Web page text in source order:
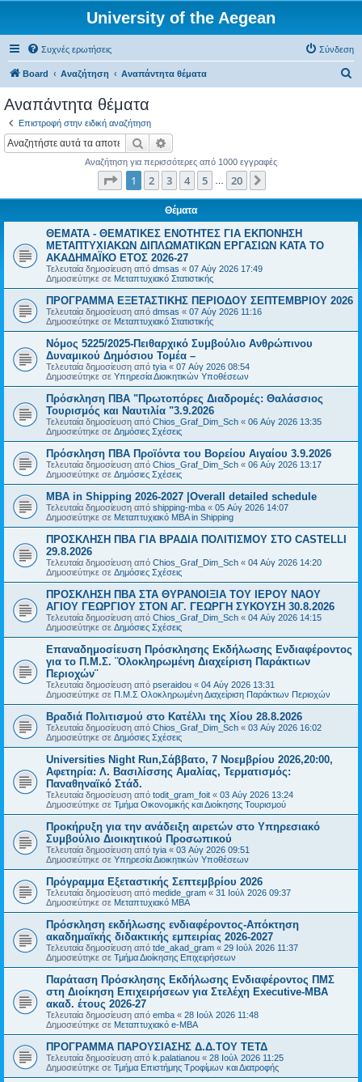
University of the Aegean
Συχνές ερωτήσεις Σύνδεση
Board Αναζήτηση Αναπάντητα θέματα
Αναπάντητα θέματα
Επιστροφή στην ειδική αναζήτηση
Αναζήτηση
Αναζήτηση για περισσότερες από 1000 εγγραφές
Σελίδα από20
1 2 3 4 5 20
Θέματα
ΘΕΜΑΤΑ - ΘΕΜΑΤΙΚΕΣ ΕΝΟΤΗΤΕΣ ΓΙΑ ΕΚΠΟΝΗΣΗ
ΜΕΤΑΠΤΥΧΙΑΚΩΝ ΔΙΠΛΩΜΑΤΙΚΩΝ ΕΡΓΑΣΙΩΝ ΚΑΤΑ ΤΟ
ΑΚΑΔΗΜΑΪΚΟ ΕΤΟΣ 2026-27
Τελευταία δημοσίευση από dmsas « 07 Αύγ 2026 17:49
Δημοσιεύτηκε σε Μεταπτυχιακό Στατιστικής
ΠΡΟΓΡΑΜΜΑ ΕΞΕΤΑΣΤΙΚΗΣ ΠΕΡΙΟΔΟΥ ΣΕΠΤΕΜΒΡΙΟΥ 2026
Τελευταία δημοσίευση από dmsas « 07 Αύγ 2026 11:16
Δημοσιεύτηκε σε Μεταπτυχιακό Στατιστικής
Νόμος 5225/2025-Πειθαρχικό Συμβούλιο Ανθρώπινου
Δυναμικού Δημόσιου Τομέα –
Τελευταία δημοσίευση από tyia « 07 Αύγ 2026 08:54
Δημοσιεύτηκε σε Υπηρεσία Διοικητικών Υποθέσεων
Πρόσκληση ΠΒΑ "Πρωτοπόρες Διαδρομές: Θαλάσσιος
Τουρισμός και Ναυτιλία "3.9.2026
Τελευταία δημοσίευση από Chios_Graf_Dim_Sch « 06 Αύγ 2026 13:35
Δημοσιεύτηκε σε Δημόσιες Σχέσεις
Πρόσκληση ΠΒΑ Προϊόντα του Βορείου Αιγαίου 3.9.2026
Τελευταία δημοσίευση από Chios_Graf_Dim_Sch « 06 Αύγ 2026 13:17
Δημοσιεύτηκε σε Δημόσιες Σχέσεις
MBA in Shipping 2026-2027 |Overall detailed schedule
Τελευταία δημοσίευση από shipping-mba « 05 Αύγ 2026 14:07
Δημοσιεύτηκε σε Μεταπτυχιακό MBA in Shipping
ΠΡΟΣΚΛΗΣΗ ΠΒΑ ΓΙΑ ΒΡΑΔΙΑ ΠΟΛΙΤΙΣΜΟΥ ΣΤΟ CASTELLI
29.8.2026
Τελευταία δημοσίευση από Chios_Graf_Dim_Sch « 04 Αύγ 2026 14:20
Δημοσιεύτηκε σε Δημόσιες Σχέσεις
ΠΡΟΣΚΛΗΣΗ ΠΒΑ ΣΤΑ ΘΥΡΑΝΟΙΞΙΑ ΤΟΥ ΙΕΡΟΥ ΝΑΟΥ
ΑΓΙΟΥ ΓΕΩΡΓΙΟΥ ΣΤΟΝ ΑΓ. ΓΕΩΡΓΗ ΣΥΚΟΥΣΗ 30.8.2026
Τελευταία δημοσίευση από Chios_Graf_Dim_Sch « 04 Αύγ 2026 14:15
Δημοσιεύτηκε σε Δημόσιες Σχέσεις
Επαναδημοσίευση Πρόσκλησης Εκδήλωσης Ενδιαφέροντος
για το Π.Μ.Σ. ¨Ολοκληρωμένη Διαχείριση Παράκτιων
Περιοχών¨
Τελευταία δημοσίευση από pseraidou « 04 Αύγ 2026 13:31
Δημοσιεύτηκε σε Π.Μ.Σ Ολοκληρωμένη Διαχείριση Παράκτιων Περιοχών
Βραδιά Πολιτισμού στο Κατέλλι της Χίου 28.8.2026
Τελευταία δημοσίευση από Chios_Graf_Dim_Sch « 03 Αύγ 2026 16:02
Δημοσιεύτηκε σε Δημόσιες Σχέσεις
Universities Night Run,Σάββατο, 7 Νοεμβρίου 2026,20:00,
Αφετηρία: Λ. Βασιλίσσης Αμαλίας, Τερματισμός:
Παναθηναϊκό Στάδ.
Τελευταία δημοσίευση από todit_gram_foit « 03 Αύγ 2026 13:24
Δημοσιεύτηκε σε Τμήμα Οικονομικής και Διοίκησης Τουρισμού
Προκήρυξη για την ανάδειξη αιρετών στο Υπηρεσιακό
Συμβούλιο Διοικητικού Προσωπικού
Τελευταία δημοσίευση από tyia « 03 Αύγ 2026 09:51
Δημοσιεύτηκε σε Υπηρεσία Διοικητικών Υποθέσεων
Πρόγραμμα Εξεταστικής Σεπτεμβρίου 2026
Τελευταία δημοσίευση από medide_gram « 31 Ιούλ 2026 09:37
Δημοσιεύτηκε σε Μεταπτυχιακό MBA
Πρόσκληση εκδήλωσης ενδιαφέροντος-Απόκτηση
ακαδημαϊκής διδακτικής εμπειρίας 2026-2027
Τελευταία δημοσίευση από tde_akad_gram « 29 Ιούλ 2026 11:37
Δημοσιεύτηκε σε Τμήμα Διοίκησης Επιχειρήσεων
Παράταση Πρόσκλησης Εκδήλωσης Ενδιαφέροντος ΠΜΣ
στη Διοίκηση Επιχειρήσεων για Στελέχη Executive-MBΑ
ακαδ. έτους 2026-27
Τελευταία δημοσίευση από emba « 28 Ιούλ 2026 11:48
Δημοσιεύτηκε σε Μεταπτυχιακό e-MBA
ΠΡΟΓΡΑΜΜΑ ΠΑΡΟΥΣΙΑΣΗΣ Δ.Δ.ΤΟΥ ΤΕΤΔ
Τελευταία δημοσίευση από k.palatianou « 28 Ιούλ 2026 11:25
Δημοσιεύτηκε σε Τμήμα Επιστήμης Τροφίμων και Διατροφής